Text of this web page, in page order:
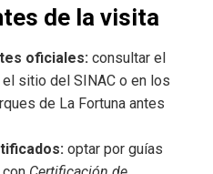
de la visita
oficiales: consultar el
sitio del SINAC o en los
de La Fortuna antes
optar por guías